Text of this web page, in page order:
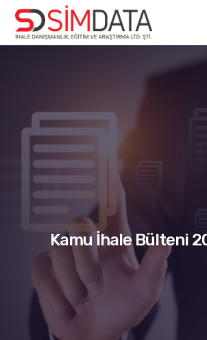
Kamu İhale Bülteni